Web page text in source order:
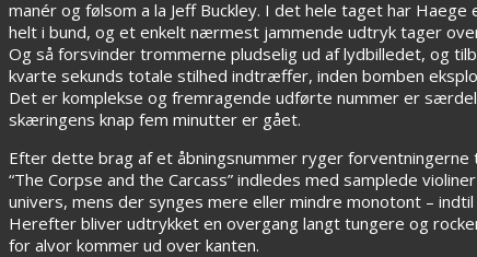
manér og følsom a la Jeff Buckley. I det hele taget har
helt i bund, og et enkelt nærmest jammende udtryk tager
Og så forsvinder trommerne pludselig ud af lydbilledet, og
kvarte sekunds totale stilhed indtræffer, inden bomben
Det er komplekse og fremragende udførte nummer er
skæringens knap fem minutter er gået.
Efter dette brag af et åbningsnummer ryger
“The Corpse and the Carcass” indledes med samplede
univers, mens der synges mere eller mindre monotont –
Herefter bliver udtrykket en overgang langt tungere og
for alvor kommer ud over kanten.